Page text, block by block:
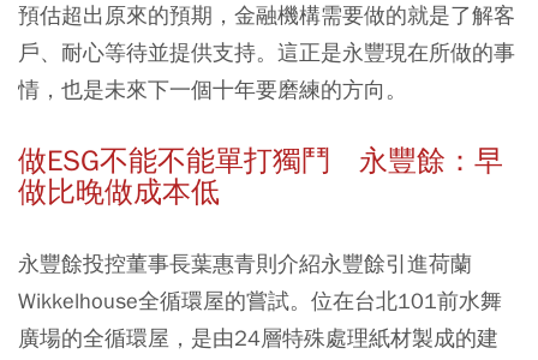
預估超出原來的預期，金融機構需要做的就是了解客
戶、耐心等待並提供支持。這正是永豐現在所做的事
情，也是未來下一個十年要磨練的方向。
做ESG不能不能單打獨鬥 永豐餘：早
做比晚做成本低
永豐餘投控董事長葉惠青則介紹永豐餘引進荷蘭
Wikkelhouse全循環屋的嘗試。位在台北101前水舞
廣場的全循環屋，是由24層特殊處理紙材製成的建